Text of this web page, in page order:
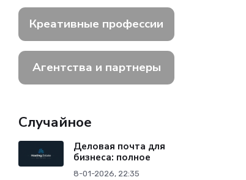
Креативные профессии
Агентства и партнеры
Случайное
Деловая почта для
бизнеса: полное
8-01-2026, 22:35